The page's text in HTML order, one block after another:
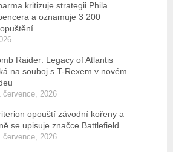
kritizuje strategii Phila
a oznamuje 3 200
Raider: Legacy of Atlantis
na souboj s T-Rexem v novém
července, 2026
opouští závodní kořeny a
se upisuje značce Battlefield
července, 2026